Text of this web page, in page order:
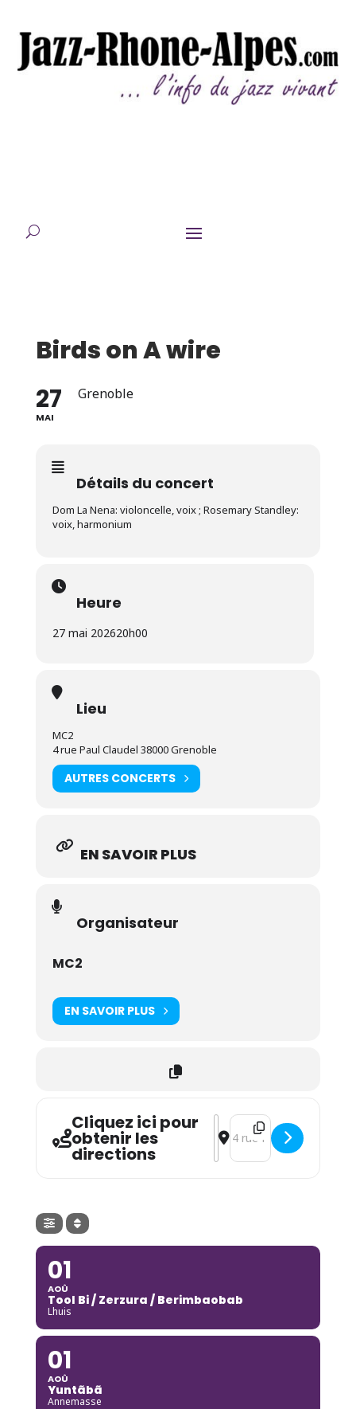
Birds on A wire
27
MAI
Grenoble
Détails du concert
Dom La Nena: violoncelle, voix ; Rosemary Standley:
voix, harmonium
Heure
27 mai 202620h00
Lieu
MC2
4 rue Paul Claudel 38000 Grenoble
AUTRES CONCERTS
EN SAVOIR PLUS
Organisateur
MC2
EN SAVOIR PLUS
Cliquez ici pour
obtenir les
directions
Address - Birds on A wire
Destination Address -
01
AOÛ
Tool Bi / Zerzura / Berimbaobab
Lhuis
01
AOÛ
Yuntãbã
Annemasse